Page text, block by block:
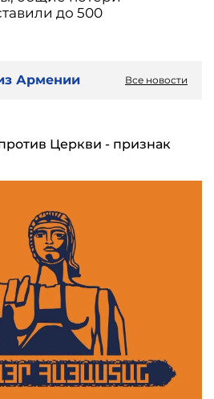
до 500
Армении Все новости
Церкви - признак